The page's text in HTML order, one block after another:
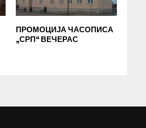
ПРОМОЦИЈА ЧАСОПИСА
„СРП“ ВЕЧЕРАС